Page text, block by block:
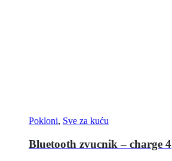
Pokloni, Sve za kuću
Bluetooth zvucnik – charge 4